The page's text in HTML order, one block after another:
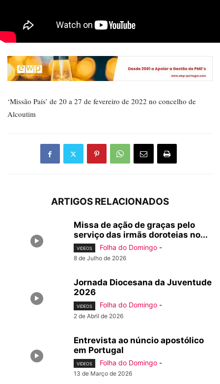
‘Missão País’ de 20 a 27 de fevereiro de 2022 no concelho de
Alcoutim
ARTIGOS RELACIONADOS
Missa de ação de graças pelo
serviço das irmãs doroteias no...
VIDEOS Folha do Domingo -
8 de Julho de 2026
Jornada Diocesana da Juventude
2026
VIDEOS Folha do Domingo -
2 de Abril de 2026
Entrevista ao núncio apostólico
em Portugal
VIDEOS Folha do Domingo -
13 de Março de 2026